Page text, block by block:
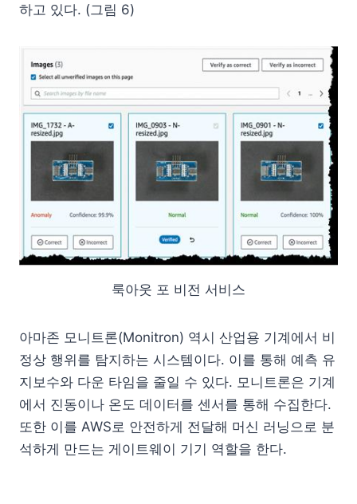
하고 있다. (그림 6)
룩아웃 포 비전 서비스
아마존 모니트론(Monitron) 역시 산업용 기계에서 비
정상 행위를 탐지하는 시스템이다. 이를 통해 예측 유
지보수와 다운 타임을 줄일 수 있다. 모니트론은 기계
에서 진동이나 온도 데이터를 센서를 통해 수집한다.
또한 이를 AWS로 안전하게 전달해 머신 러닝으로 분
석하게 만드는 게이트웨이 기기 역할을 한다.